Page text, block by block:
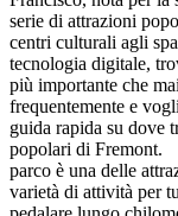
serie di attrazioni
centri culturali agli
tecnologia digitale,
più importante che
frequentemente e
guida rapida su dove
popolari di Fremont.
parco è una delle
varietà di attività per